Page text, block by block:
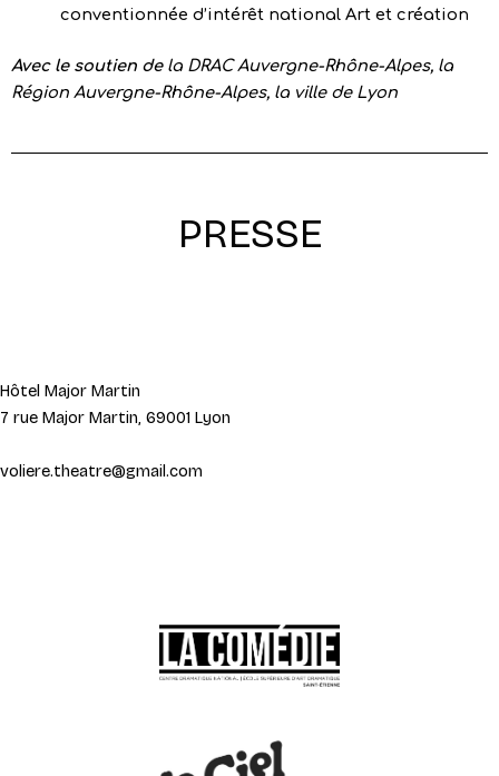
conventionnée d’intérêt national Art et création
Avec le soutien dela DRAC Auvergne-Rhône-Alpes, la
Région Auvergne-Rhône-Alpes, la ville de Lyon
PRESSE
Hôtel Major Martin
7 rue Major Martin, 69001 Lyon
voliere.theatre@gmail.com